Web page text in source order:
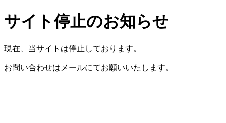
サイト停止のお知らせ
現在、当サイトは停止しております。
お問い合わせはメールにてお願いいたします。